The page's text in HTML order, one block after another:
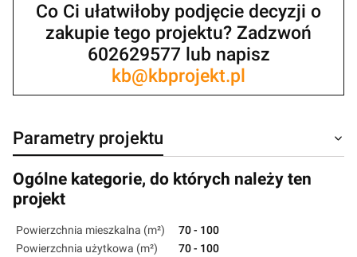
Co Ci ułatwiłoby podjęcie decyzji o
zakupie tego projektu? Zadzwoń
602629577 lub napisz
kb@kbprojekt.pl
Parametry projektu
Ogólne kategorie, do których należy ten
projekt
Powierzchnia mieszkalna (m²)
70 - 100
Powierzchnia użytkowa (m²)
70 - 100